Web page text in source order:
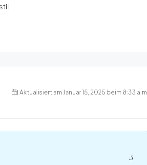
Aktualisiert am Januar 15, 2025 beim 8:33 a.m.
3